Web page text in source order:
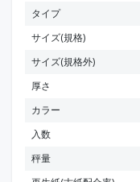
タイプ
サイズ(規格)
サイズ(規格外)
厚さ
カラー
入数
秤量